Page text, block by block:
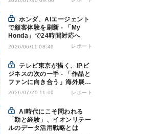
ホンダ、AIエージェント
で顧客体験を刷新 - 「My
Honda」で24時間対応へ
2026/06/11 08:49 レポート
テレビ東京が描く、IPビ
ジネスの次の一手 - 「作品と
ファンに向き合う」海外展開
とは
2026/07/20 11:00 レポート
AI時代にこそ問われる
「勘と経験」、イオンリテー
ルのデータ活用戦略とは